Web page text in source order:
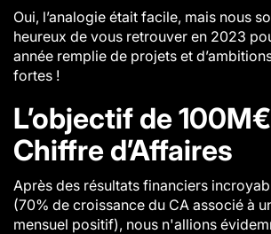
Oui, l’analogie était facile, mais nous
heureux de vous retrouver en 2023
année remplie de projets et
fortes !
L’objectif de
Chiffre d’Affaires
Après des résultats financiers
(70% de croissance du CA associé à
mensuel positif), nous n'allions